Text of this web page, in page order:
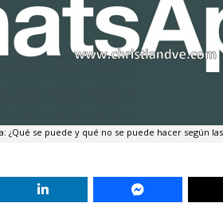
¿Qué se puede y qué no se puede hacer según